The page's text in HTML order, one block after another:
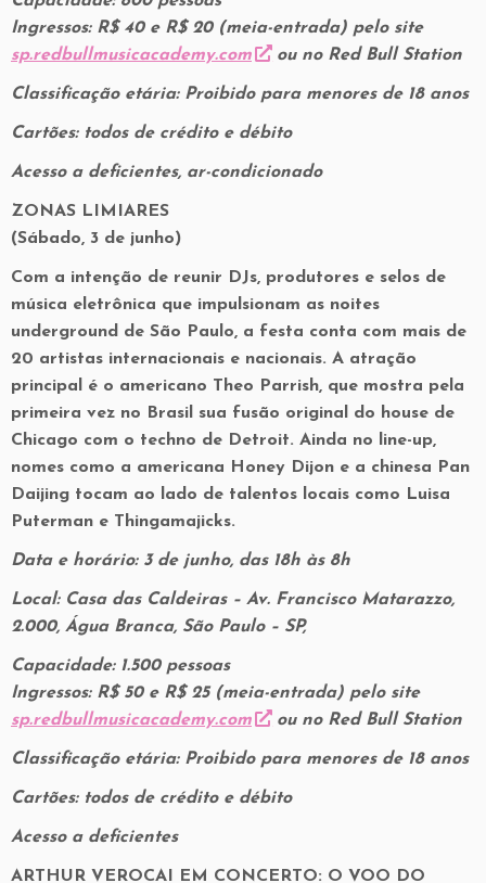
Ingressos: R$ 40 e R$ 20 (meia-entrada) pelo site
sp.redbullmusicacademy.com
ou no Red Bull Station
Classificação etária: Proibido para menores de 18 anos
Cartões: todos de crédito e débito
Acesso a deficientes, ar-condicionado
ZONAS LIMIARES
(Sábado, 3 de junho)
Com a intenção de reunir DJs, produtores e selos de
música eletrônica que impulsionam as noites
underground de São Paulo, a festa conta com mais de
20 artistas internacionais e nacionais. A atração
principal é o americano Theo Parrish, que mostra pela
primeira vez no Brasil sua fusão original do house de
Chicago com o techno de Detroit. Ainda no line-up,
nomes como a americana Honey Dijon e a chinesa Pan
Daijing tocam ao lado de talentos locais como Luisa
Puterman e Thingamajicks.
Data e horário: 3 de junho, das 18h às 8h
Local: Casa das Caldeiras – Av. Francisco Matarazzo,
2.000, Água Branca, São Paulo – SP,
Capacidade: 1.500 pessoas
Ingressos: R$ 50 e R$ 25 (meia-entrada) pelo site
sp.redbullmusicacademy.com
ou no Red Bull Station
Classificação etária: Proibido para menores de 18 anos
Cartões: todos de crédito e débito
Acesso a deficientes
ARTHUR VEROCAI EM CONCERTO: O VOO DO